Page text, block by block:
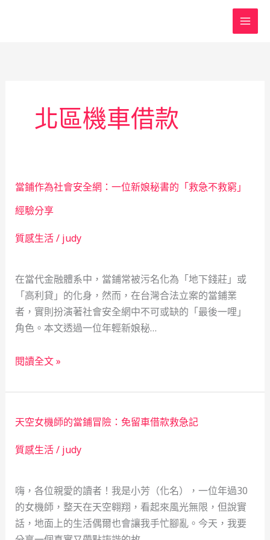
北區機車借款
當鋪作為社會安全網：一位新娘秘書的「救急不救窮」
經驗分享
質感生活/ judy
在當代金融體系中，當鋪常被污名化為「地下錢莊」或
「高利貸」的化身，然而，在台灣合法立案的當鋪業
者，實則扮演著社會安全網中不可或缺的「最後一哩」
角色。本文透過一位年輕新娘秘…
當
作
社
會
安
網：
一
位
閱讀全文 »
天空女機師的當鋪冒險：免留車借款救急記
質感生活/ judy
嗨，各位親愛的讀者！我是小芳（化名），一位年過30
的女機師，整天在天空翱翔，看起來風光無限，但說實
話，地面上的生活偶爾也會讓我手忙腳亂。今天，我要